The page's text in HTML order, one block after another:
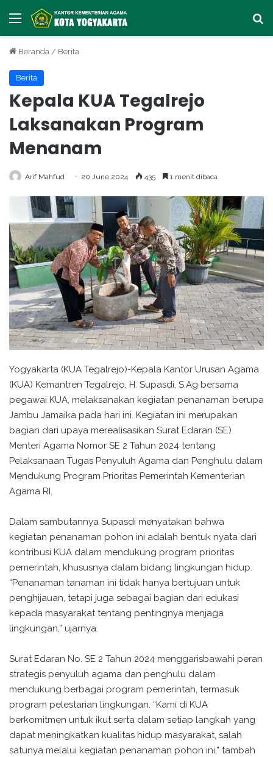
Menu
Beranda / Berita
Berita
Kepala KUA Tegalrejo
Laksanakan Program
Menanam
Arif Mahfud 20 June 2024 435 1 menit dibaca
Yogyakarta (KUA Tegalrejo)-Kepala Kantor Urusan Agama
(KUA) Kemantren Tegalrejo, H. Supasdi, S.Ag bersama
pegawai KUA, melaksanakan kegiatan penanaman berupa
Jambu Jamaika pada hari ini. Kegiatan ini merupakan
bagian dari upaya merealisasikan Surat Edaran (SE)
Menteri Agama Nomor SE 2 Tahun 2024 tentang
Pelaksanaan Tugas Penyuluh Agama dan Penghulu dalam
Mendukung Program Prioritas Pemerintah Kementerian
Agama RI.
Dalam sambutannya Supasdi menyatakan bahwa
kegiatan penanaman pohon ini adalah bentuk nyata dari
kontribusi KUA dalam mendukung program prioritas
pemerintah, khususnya dalam bidang lingkungan hidup.
“Penanaman tanaman ini tidak hanya bertujuan untuk
penghijauan, tetapi juga sebagai bagian dari edukasi
kepada masyarakat tentang pentingnya menjaga
lingkungan,” ujarnya.
Surat Edaran No. SE 2 Tahun 2024 menggarisbawahi peran
strategis penyuluh agama dan penghulu dalam
mendukung berbagai program pemerintah, termasuk
program pelestarian lingkungan. “Kami di KUA
berkomitmen untuk ikut serta dalam setiap langkah yang
dapat meningkatkan kualitas hidup masyarakat, salah
satunya melalui kegiatan penanaman pohon ini,” tambah